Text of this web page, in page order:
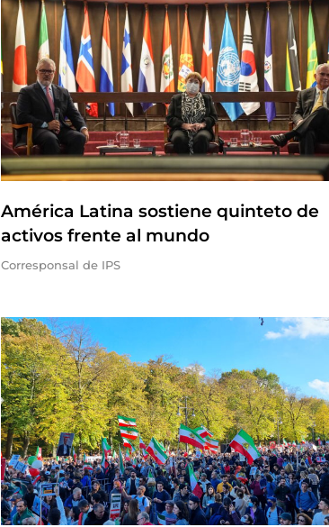
América Latina sostiene quinteto de
activos frente al mundo
Corresponsal de IPS